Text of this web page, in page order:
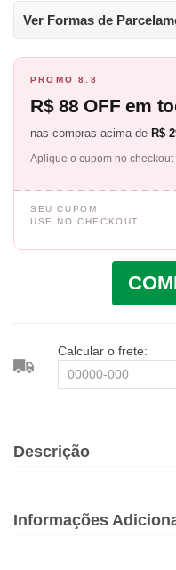
Ver Formas de
PROMO 8.8
R$ 88 OFF em
nas compras acima de R$
Aplique o cupom no checkout
SEU CUPOM
USE NO CHECKOUT
Calcular o frete:
Descrição
Informações